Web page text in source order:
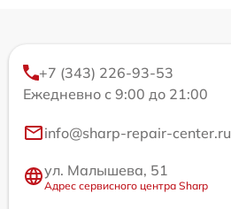
+7 (343) 226-93-53
Ежедневно с 9:00 до 21:00
info@sharp-repair-center.ru
ул. Малышева, 51
Адрес сервисного центра Sharp